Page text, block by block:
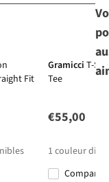
Fit
Gramicci T-
Tee
€55,00
1 couleur
Comparer